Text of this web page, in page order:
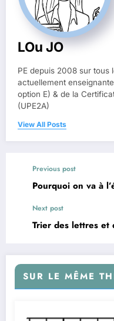
LOu JO
PE depuis 2008 sur tous
actuellement
option E) & de la
(UPE2A)
View All Posts
Previous post
Pourquoi on va à
Next post
Trier des lettres et
SUR LE MÊME